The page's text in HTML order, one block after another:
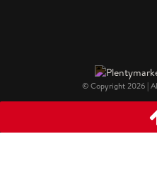
© Copyright 2026 |